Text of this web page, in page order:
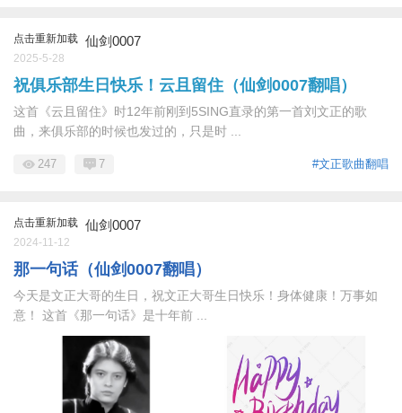
点击重新加载 仙剑0007
2025-5-28
祝俱乐部生日快乐！云且留住（仙剑0007翻唱）
这首《云且留住》时12年前刚到5SING直录的第一首刘文正的歌
曲，来俱乐部的时候也发过的，只是时 ...
#文正歌曲翻唱
247 7
点击重新加载 仙剑0007
2024-11-12
那一句话（仙剑0007翻唱）
今天是文正大哥的生日，祝文正大哥生日快乐！身体健康！万事如
意！ 这首《那一句话》是十年前 ...